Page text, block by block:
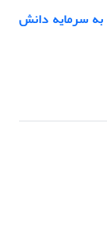
سرمایه دانش